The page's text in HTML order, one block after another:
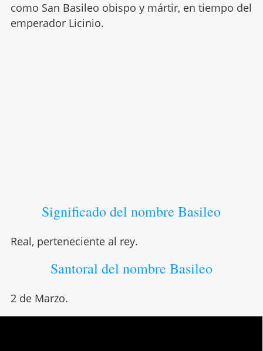
como San Basileo obispo y mártir, en tiempo del
emperador Licinio.
Significado del nombre Basileo
Real, perteneciente al rey.
Santoral del nombre Basileo
2 de Marzo.